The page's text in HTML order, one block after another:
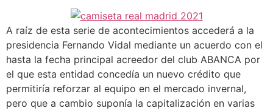
A raíz de esta serie de acontecimientos accederá a la
presidencia Fernando Vidal mediante un acuerdo con el
hasta la fecha principal acreedor del club ABANCA por
el que esta entidad concedía un nuevo crédito que
permitiría reforzar al equipo en el mercado invernal,
pero que a cambio suponía la capitalización en varias